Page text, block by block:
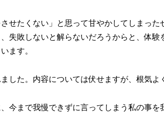
せたくない」と思って甘やかしてしまっ
失敗しないと解らないだろうからと、体
ます。
した。内容については伏せますが、根気
今まで我慢できずに言ってしまう私の事